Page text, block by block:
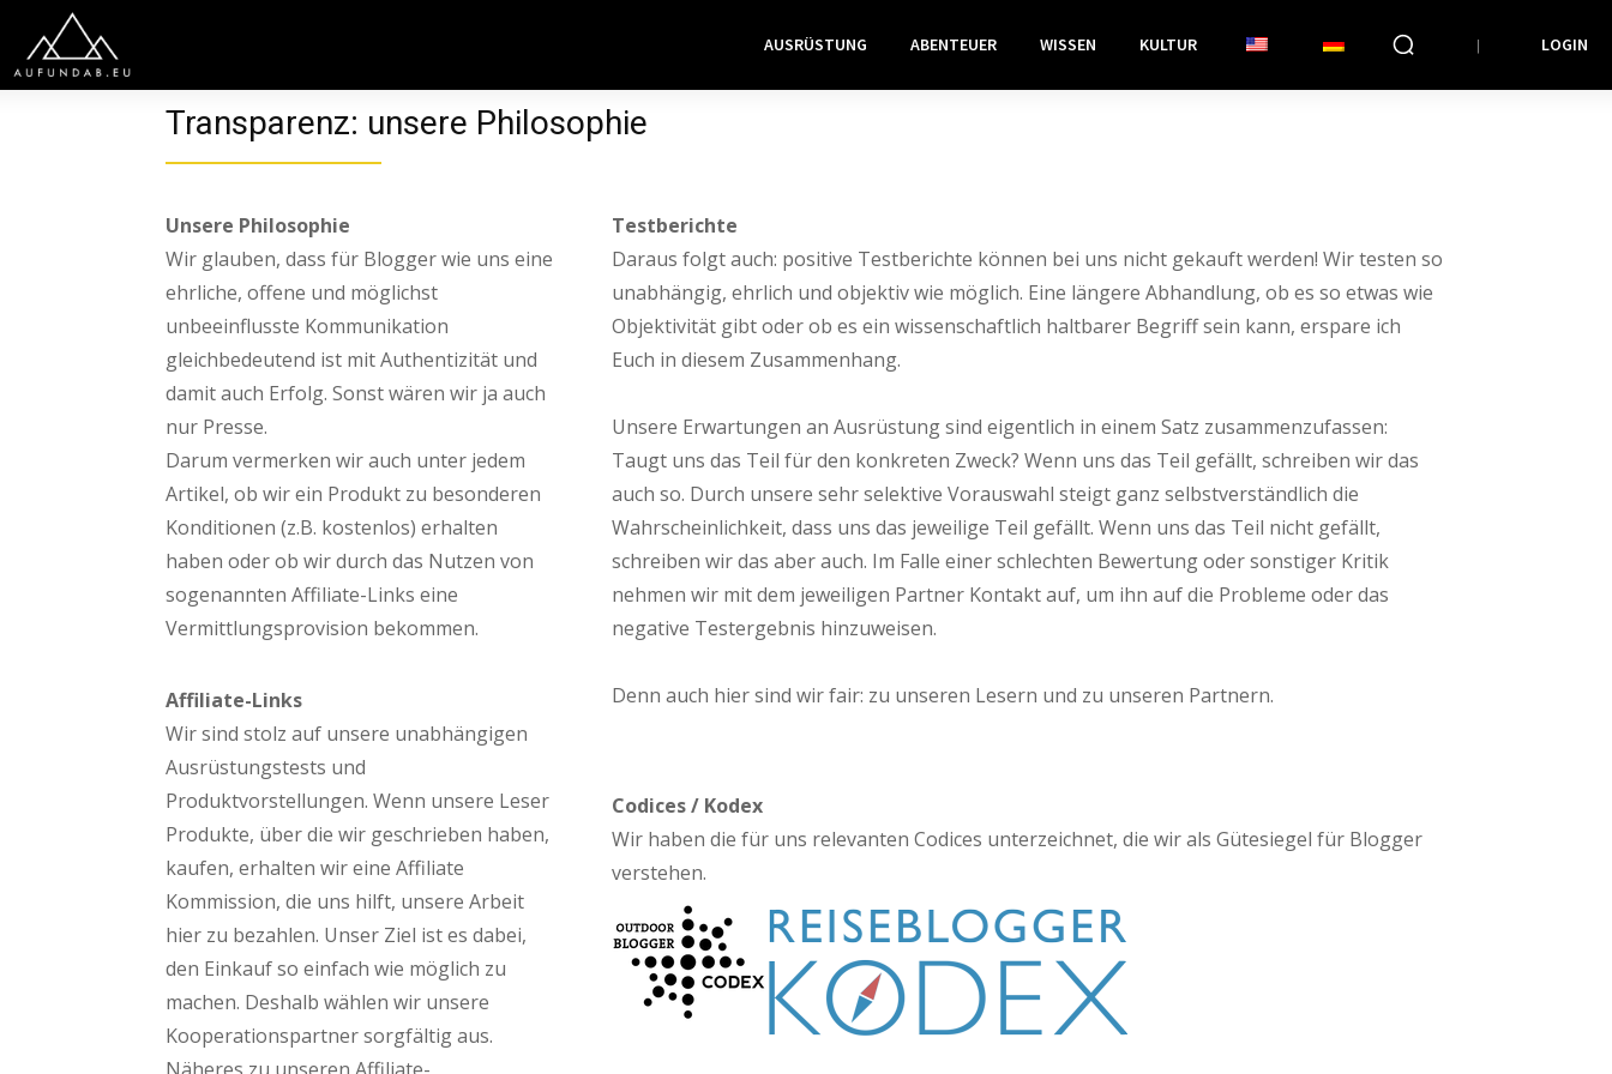
AUSRÜSTUNG ABENTEUER WISSEN KULTUR LOGIN
Transparenz: unsere Philosophie
Unsere Philosophie
Wir glauben, dass für Blogger wie uns eine
ehrliche, offene und möglichst
unbeeinflusste Kommunikation
gleichbedeutend ist mit Authentizität und
damit auch Erfolg. Sonst wären wir ja auch
nur Presse.
Darum vermerken wir auch unter jedem
Artikel, ob wir ein Produkt zu besonderen
Konditionen (z.B. kostenlos) erhalten
haben oder ob wir durch das Nutzen von
sogenannten Affiliate-Links eine
Vermittlungsprovision bekommen.
Affiliate-Links
Wir sind stolz auf unsere unabhängigen
Ausrüstungstests und
Produktvorstellungen. Wenn unsere Leser
Produkte, über die wir geschrieben haben,
kaufen, erhalten wir eine Affiliate
Kommission, die uns hilft, unsere Arbeit
hier zu bezahlen. Unser Ziel ist es dabei,
den Einkauf so einfach wie möglich zu
machen. Deshalb wählen wir unsere
Kooperationspartner sorgfältig aus.
Testberichte
Daraus folgt auch: positive Testberichte können bei uns nicht gekauft werden! Wir testen so
unabhängig, ehrlich und objektiv wie möglich. Eine längere Abhandlung, ob es so etwas wie
Objektivität gibt oder ob es ein wissenschaftlich haltbarer Begriff sein kann, erspare ich
Euch in diesem Zusammenhang.
Unsere Erwartungen an Ausrüstung sind eigentlich in einem Satz zusammenzufassen:
Taugt uns das Teil für den konkreten Zweck? Wenn uns das Teil gefällt, schreiben wir das
auch so. Durch unsere sehr selektive Vorauswahl steigt ganz selbstverständlich die
Wahrscheinlichkeit, dass uns das jeweilige Teil gefällt. Wenn uns das Teil nicht gefällt,
schreiben wir das aber auch. Im Falle einer schlechten Bewertung oder sonstiger Kritik
nehmen wir mit dem jeweiligen Partner Kontakt auf, um ihn auf die Probleme oder das
negative Testergebnis hinzuweisen.
Denn auch hier sind wir fair: zu unseren Lesern und zu unseren Partnern.
Codices / Kodex
Wir haben die für uns relevanten Codices unterzeichnet, die wir als Gütesiegel für Blogger
verstehen.